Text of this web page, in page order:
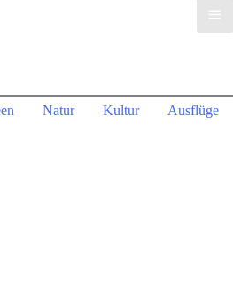
Natur Kultur
Ausflüge